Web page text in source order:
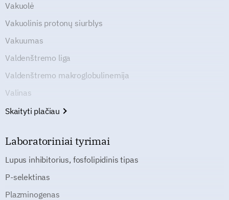
Vakuolė
Vakuolinis protonų siurblys
Vakuumas
Valdenštremo liga
Valdenštremo makroglobulinemija
Valinas
Skaityti plačiau
Laboratoriniai tyrimai
Lupus inhibitorius, fosfolipidinis tipas
P-selektinas
Plazminogenas